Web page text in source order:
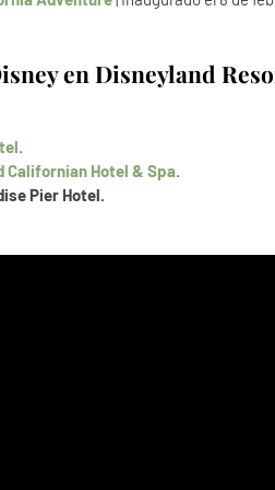
en Disneyland
.
Californian Hotel & Spa.
Pier Hotel.